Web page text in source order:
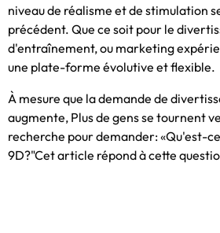
niveau de réalisme et de stimulation
précédent. Que ce soit pour le
d'entraînement, ou marketing
une plate-forme évolutive et flexible.
À mesure que la demande de
augmente, Plus de gens se tournent
recherche pour demander: «Qu'est-
9D?"Cet article répond à cette